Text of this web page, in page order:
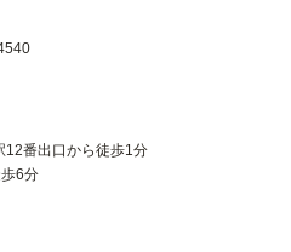
12番出口から徒歩1分
6分